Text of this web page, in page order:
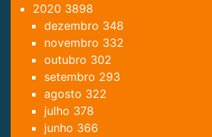
2020 3898
dezembro 348
novembro 332
outubro 302
setembro 293
agosto 322
julho 378
junho 366